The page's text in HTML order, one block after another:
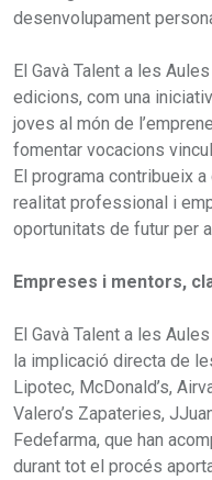
desenvolupament
El Gavà Talent a les
edicions, com una
joves al món de
fomentar vocacions
El programa contribueix
realitat professional i
oportunitats de futur per
Empreses i mentors,
El Gavà Talent a les
la implicació directa de
Lipotec, McDonald’s,
Valero’s Zapateries,
Fedefarma, que han
durant tot el procés